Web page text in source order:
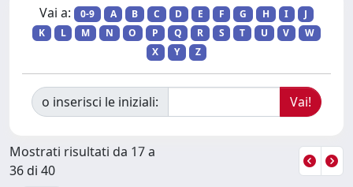
Vai a: 0-9 A B C D E F G H I
J
K
L M N O P Q R S T U V
W
X
Y Z
o inserisci le iniziali:
Mostrati risultati da 17 a
36 di 40